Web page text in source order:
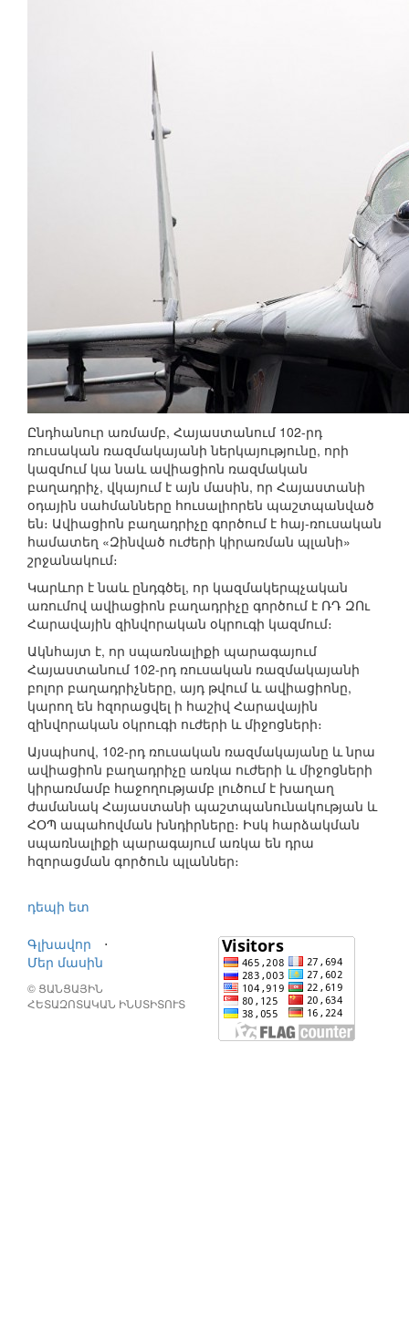
Ընդհանուր առմամբ, Հայաստանում 102-րդ
ռուսական ռազմակայանի ներկայությունը, որի
կազմում կա նաև ավիացիոն ռազմական
բաղադրիչ, վկայում է այն մասին, որ Հայաստանի
օդային սահմանները հուսալիորեն պաշտպանված
են։ Ավիացիոն բաղադրիչը գործում է հայ-ռուսական
համատեղ «Զինված ուժերի կիրառման պլանի»
շրջանակում։
Կարևոր է նաև ընդգծել, որ կազմակերպչական
առումով ավիացիոն բաղադրիչը գործում է ՌԴ ԶՈւ
Հարավային զինվորական օկրուգի կազմում։
Ակնհայտ է, որ սպառնալիքի պարագայում
Հայաստանում 102-րդ ռուսական ռազմակայանի
բոլոր բաղադրիչները, այդ թվում և ավիացիոնը,
կարող են հզորացվել ի հաշիվ Հարավային
զինվորական օկրուգի ուժերի և միջոցների։
Այսպիսով, 102-րդ ռուսական ռազմակայանը և նրա
ավիացիոն բաղադրիչը առկա ուժերի և միջոցների
կիրառմամբ հաջողությամբ լուծում է խաղաղ
ժամանակ Հայաստանի պաշտպանունակության և
ՀՕՊ ապահովման խնդիրները։ Իսկ հարձակման
սպառնալիքի պարագայում առկա են դրա
հզորացման գործուն պլաններ։
դեպի ետ
Գլխավոր
⋅
Մեր մասին
© ՑԱՆՑԱՅԻՆ
ՀԵՏԱԶՈՏԱԿԱՆ ԻՆՍՏԻՏՈՒՏ